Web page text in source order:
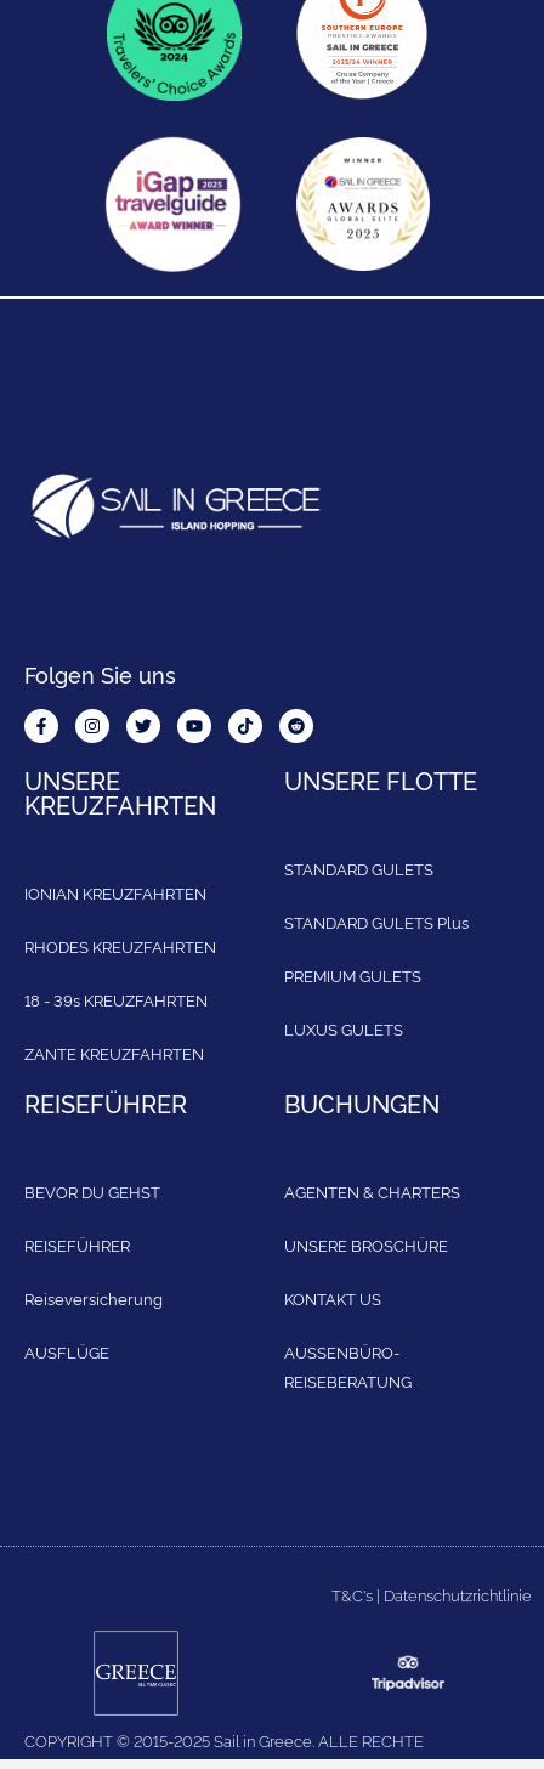
Folgen Sie uns
UNSERE
KREUZFAHRTEN
IONIAN KREUZFAHRTEN
RHODES KREUZFAHRTEN
18 - 39s KREUZFAHRTEN
ZANTE KREUZFAHRTEN
UNSERE FLOTTE
STANDARD GULETS
STANDARD GULETS Plus
PREMIUM GULETS
LUXUS GULETS
REISEFÜHRER
BEVOR DU GEHST
REISEFÜHRER
Reiseversicherung
AUSFLÜGE
BUCHUNGEN
AGENTEN & CHARTERS
UNSERE BROSCHÜRE
KONTAKT US
AUSSENBÜRO-
REISEBERATUNG
COPYRIGHT © 2015-2025 Sail in Greece. ALLE RECHTE
VORBEHALTEN.
T&C's | Datenschutzrichtlinie